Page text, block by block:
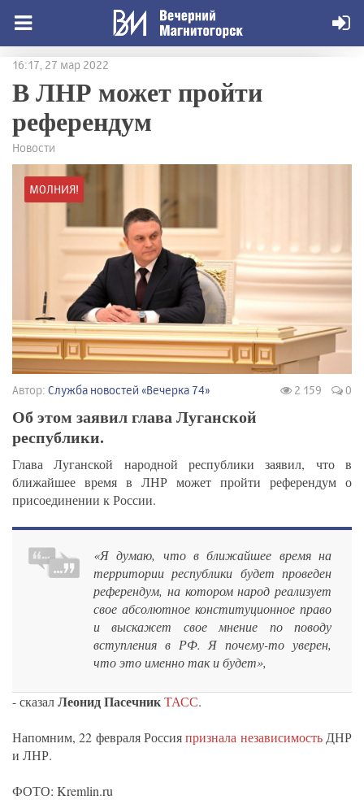
16:17, 27 мар 2022
В ЛНР может пройти
референдум
Новости
МОЛНИЯ!
Автор: Служба новостей «Вечерка 74» 2 159 0
Об этом заявил глава Луганской
республики.
Глава Луганской народной республики заявил, что в
ближайшее время в ЛНР может пройти референдум о
присоединении к России.
«Я думаю, что в ближайшее время на
территории республики будет проведен
референдум, на котором народ реализует
свое абсолютное конституционное право
и выскажет свое мнение по поводу
вступления в РФ. Я почему-то уверен,
что это именно так и будет»,
- сказалЛеонид ПасечникТАСС.
Напомним, 22 февраля Россияпризнала независимостьДНР
и ЛНР.
ФОТО: Kremlin.ru